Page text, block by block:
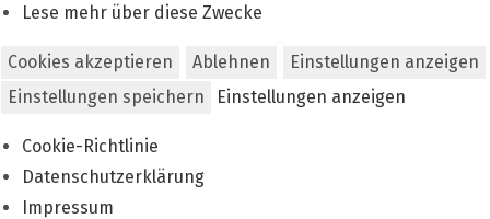
Lese mehr über diese Zwecke
Cookies akzeptieren Ablehnen
Einstellungen anzeigen
Einstellungen speichern
Einstellungen anzeigen
Cookie-Richtlinie
Datenschutzerklärung
Impressum